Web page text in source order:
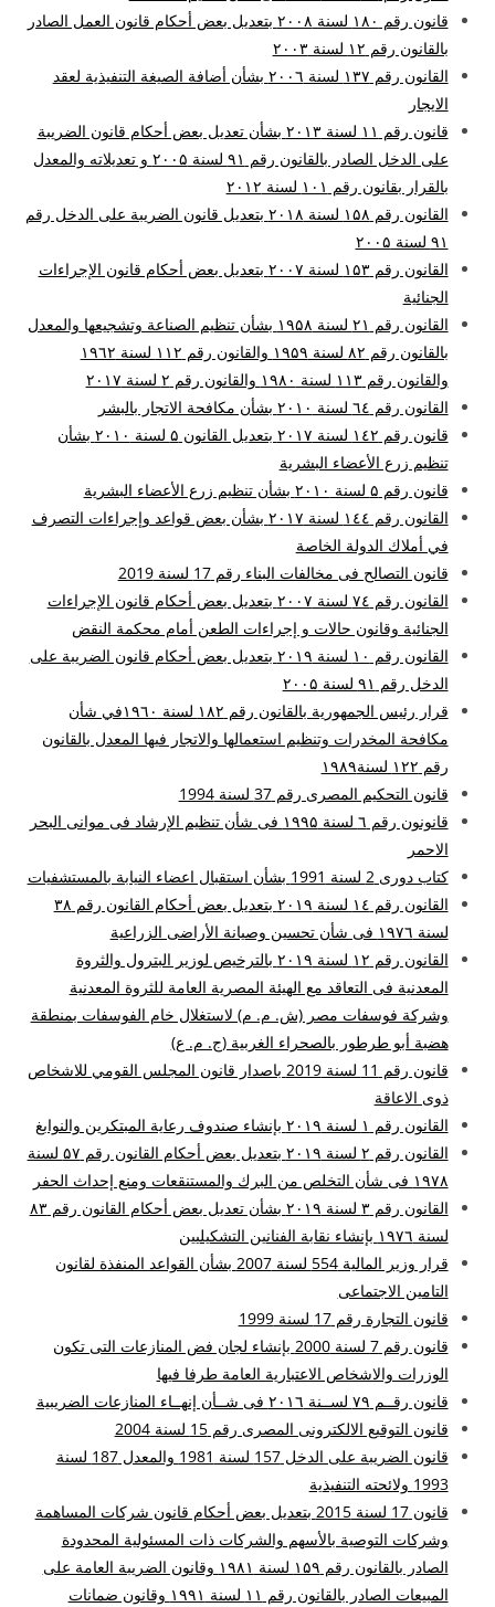
قانون رقم ۱۸۰ لسنة ۲۰۰۸ بتعديل بعض أحكام قانون العمل الصادر
بالقانون رقم ۱۲ لسنة ۲۰۰۳
القانون رقم ۱۳۷ لسنة ۲۰۰٦ بشأن أضافة الصيغة التنفيذية لعقد
الايجار
قانون رقم ۱۱ لسنة ۲۰۱۳ بشأن تعديل بعض أحكام قانون الضريبة
على الدخل الصادر بالقانون رقم ۹۱ لسنة ۲۰۰۵ و تعديلاته والمعدل
بالقرار بقانون رقم ۱۰۱ لسنة ۲۰۱۲
القانون رقم ۱۵۸ لسنة ۲۰۱۸ بتعديل قانون الضريبة على الدخل رقم
۹۱ لسنة ۲۰۰۵
القانون رقم ۱۵۳ لسنة ۲۰۰۷ بتعديل بعض أحكام قانون الإجراءات
الجنائية
القانون رقم ۲۱ لسنة ۱۹۵۸ بشأن تنظيم الصناعة وتشجيعها والمعدل
بالقانون رقم ۸۲ لسنة ۱۹۵۹ والقانون رقم ۱۱۲ لسنة ۱۹٦۲
والقانون رقم ۱۱۳ لسنة ۱۹۸۰ والقانون رقم ۲ لسنة ۲۰۱۷
القانون رقم ٦٤ لسنة ۲۰۱۰ بشأن مكافحة الاتجار بالبشر
قانون رقم ۱٤۲ لسنة ۲۰۱۷ بتعديل القانون ۵ لسنة ۲۰۱۰ بشأن
تنظيم زرع الأعضاء البشرية
قانون رقم ۵ لسنة ۲۰۱۰ بشأن تنظيم زرع الأعضاء البشرية
القانون رقم ۱٤٤ لسنة ۲۰۱۷ بشأن بعض قواعد وإجراءات التصرف
في أملاك الدولة الخاصة
قانون التصالح فى مخالفات البناء رقم 17 لسنة 2019
القانون رقم ۷٤ لسنة ۲۰۰۷ بتعديل بعض أحكام قانون الإجراءات
الجنائية وقانون حالات و إجراءات الطعن أمام محكمة النقض
القانون رقم ۱۰ لسنة ۲۰۱۹ بتعديل بعض أحكام قانون الضريبة على
الدخل رقم ۹۱ لسنة ۲۰۰۵
قرار رئيس الجمهورية بالقانون رقم ۱۸۲ لسنة ۱۹٦۰في شأن
مكافحة المخدرات وتنظيم استعمالها والاتجار فيها المعدل بالقانون
رقم ۱۲۲ لسنة۱۹۸۹
قانون التحكيم المصرى رقم 37 لسنة 1994
قانونون رقم ٦ لسنة ۱۹۹۵ فى شأن تنظيم الإرشاد فى موانى البحر
الاحمر
كتاب دورى 2 لسنة 1991 بشأن استقبال اعضاء النيابة بالمستشفيات
القانون رقم ۱٤ لسنة ۲۰۱۹ بتعديل بعض أحكام القانون رقم ۳۸
لسنة ۱۹۷٦ فى شأن تحسين وصيانة الأراضى الزراعية
القانون رقم ۱۲ لسنة ۲۰۱۹ بالترخيص لوزير البترول والثروة
المعدنية فى التعاقد مع الهيئة المصرية العامة للثروة المعدنية
وشركة فوسفات مصر (ش. م. م) لاستغلال خام الفوسفات بمنطقة
هضبة أبو طرطور بالصحراء الغربية (ج. م. ع)
قانون رقم 11 لسنة 2019 باصدار قانون المجلس القومي للاشخاص
ذوى الاعاقة
القانون رقم ۱ لسنة ۲۰۱۹ بإنشاء صندوف رعاية المبتكرين والنوابغ
القانون رقم ۲ لسنة ۲۰۱۹ بتعديل بعض أحكام القانون رقم ۵۷ لسنة
۱۹۷۸ فى شأن التخلص من البرك والمستنقعات ومنع إحداث الحفر
القانون رقم ۳ لسنة ۲۰۱۹ بشأن تعديل بعض أحكام القانون رقم ۸۳
لسنة ۱۹۷٦ بإنشاء نقابة الفنانين التشكيليين
قرار وزير المالية 554 لسنة 2007 بشأن القواعد المنفذة لقانون
التامين الاجتماعى
قانون التجارة رقم 17 لسنة 1999
قانون رقم 7 لسنة 2000 بإنشاء لجان فض المنازعات التى تكون
الوزرات والاشخاص الاعتبارية العامة طرفا فيها
قانون رقــم ۷۹ لســنة ۲۰۱٦ فى شــأن إنهــاء المنازعات الضريبية
قانون التوقيع الالكترونى المصرى رقم 15 لسنة 2004
قانون الضريبة على الدخل 157 لسنة 1981 والمعدل 187 لسنة
1993 ولائحته التنفيذية
قانون 17 لسنة 2015 بتعديل بعض أحكام قانون شركات المساهمة
وشركات التوصية بالأسهم والشركات ذات المسئولية المحدودة
الصادر بالقانون رقم ۱۵۹ لسنة ۱۹۸۱ وقانون الضريبة العامة على
المبيعات الصادر بالقانون رقم ۱۱ لسنة ۱۹۹۱ وقانون ضمانات